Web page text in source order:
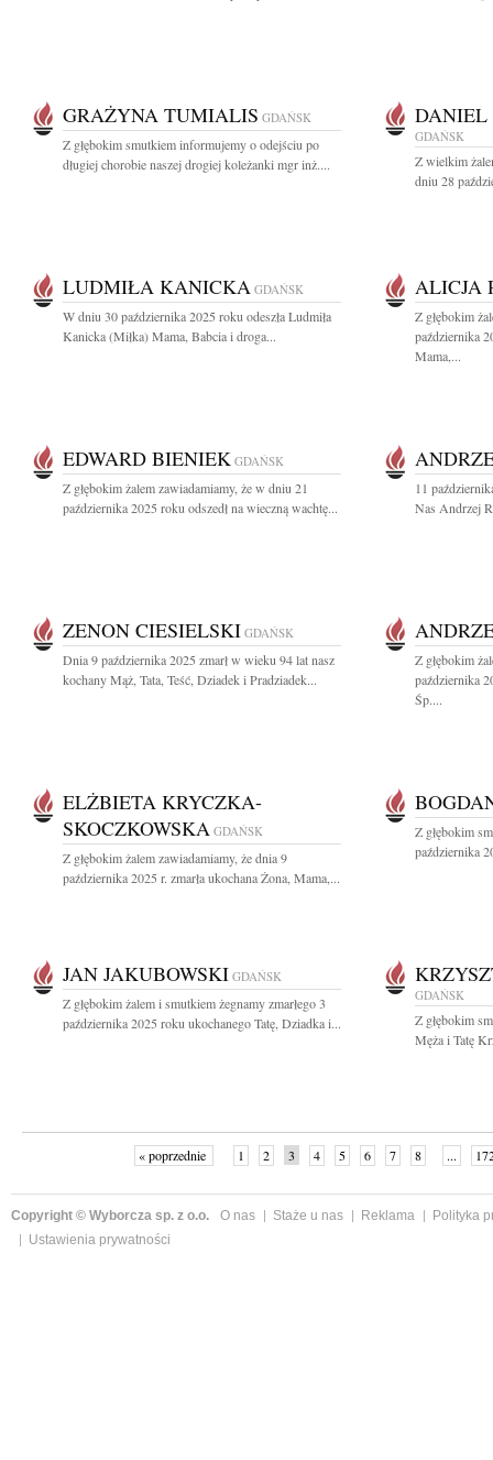
GRAŻYNA TUMIALIS GDAŃSK
Z głębokim smutkiem informujemy o odejściu po
długiej chorobie naszej drogiej koleżanki mgr inż....
DANIEL
GDAŃSK
Z wielkim
dniu 28
LUDMIŁA KANICKA GDAŃSK
W dniu 30 października 2025 roku odeszła Ludmiła
Kanicka (Miłka) Mama, Babcia i droga...
ALICJA
Z głębokim
października
Mama,...
EDWARD BIENIEK GDAŃSK
Z głębokim żalem zawiadamiamy, że w dniu 21
października 2025 roku odszedł na wieczną wachtę...
11
Nas Andrzej
ZENON CIESIELSKI GDAŃSK
Dnia 9 października 2025 zmarł w wieku 94 lat nasz
kochany Mąż, Tata, Teść, Dziadek i Pradziadek...
Z głębokim
października
Śp....
ELŻBIETA KRYCZKA-
SKOCZKOWSKA GDAŃSK
Z głębokim żalem zawiadamiamy, że dnia 9
października 2025 r. zmarła ukochana Żona, Mama,...
Z głębokim
października
JAN JAKUBOWSKI GDAŃSK
Z głębokim żalem i smutkiem żegnamy zmarłego 3
października 2025 roku ukochanego Tatę, Dziadka i...
GDAŃSK
Z głębokim
Męża i Tatę
« poprzednie 1 2 3 4 5 6 7 8 ...
Copyright © Wyborcza sp. z o.o. O nas Staże u nas Reklama
Polityka
Ustawienia prywatności